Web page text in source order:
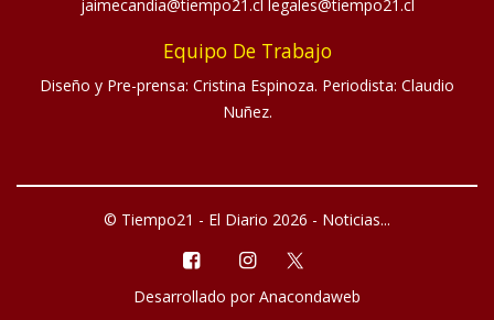
jaimecandia@tiempo21.cl legales@tiempo21.cl
Equipo De Trabajo
Diseño y Pre-prensa: Cristina Espinoza. Periodista: Claudio
Nuñez.
© Tiempo21 - El Diario 2026 - Noticias...
Desarrollado por Anacondaweb